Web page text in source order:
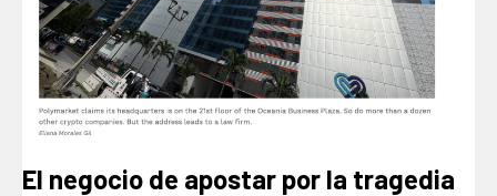
El negocio de apostar por la tragedia